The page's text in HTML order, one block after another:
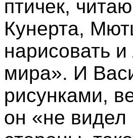
птичек,
Кунерта,
нарисовать
мира». И
рисунками,
он «не видел